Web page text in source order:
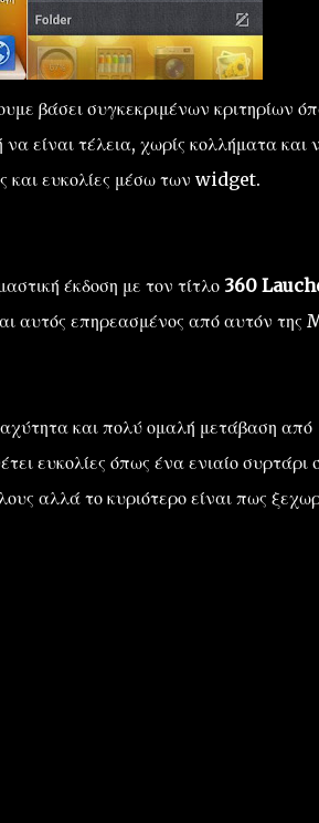
βάσει συγκεκριμένων κριτηρίων
είναι τέλεια, χωρίς κολλήματα και
και ευκολίες μέσω των widget.
έκδοση με τον τίτλο 360
αυτός επηρεασμένος από αυτόν της
και πολύ ομαλή μετάβαση από
ευκολίες όπως ένα ενιαίο συρτάρι
αλλά το κυριότερο είναι πως